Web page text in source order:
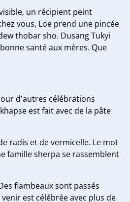
un récipient peint
vous, Loe prend une pincée
thobar sho. Dusang Tukyi
santé aux mères. Que
d'autres célébrations
est fait avec de la pâte
radis et de vermicelle. Le mot
famille sherpa se rassemblent
flambeaux sont passés
est célébrée avec plus de